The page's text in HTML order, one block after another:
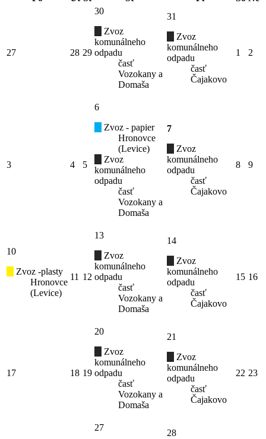
27 28 29
30
Zvoz
komunálneho
odpadu
časť
Vozokany a
Domaša
31
Zvoz
komunálneho
odpadu
časť
Čajakovo
1 2
3 4 5
6
Zvoz - papier
Hronovce
(Levice)
Zvoz
komunálneho
odpadu
časť
Vozokany a
Domaša
7
Zvoz
komunálneho
odpadu
časť
Čajakovo
8 9
10
Zvoz -plasty
Hronovce
(Levice)
11 12
13
Zvoz
komunálneho
odpadu
časť
Vozokany a
Domaša
14
Zvoz
komunálneho
odpadu
časť
Čajakovo
15 16
17 18 19
20
Zvoz
komunálneho
odpadu
časť
Vozokany a
Domaša
21
Zvoz
komunálneho
odpadu
časť
Čajakovo
22 23
27
28